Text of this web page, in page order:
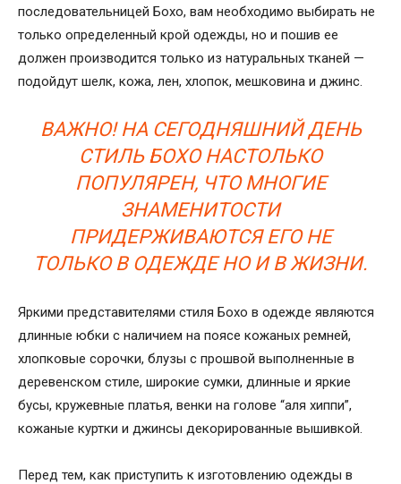
последовательницей Бохо, вам необходимо выбирать не
только определенный крой одежды, но и пошив ее
должен производится только из натуральных тканей —
подойдут шелк, кожа, лен, хлопок, мешковина и джинс.
ВАЖНО! НА СЕГОДНЯШНИЙ ДЕНЬ
СТИЛЬ БОХО НАСТОЛЬКО
ПОПУЛЯРЕН, ЧТО МНОГИЕ
ЗНАМЕНИТОСТИ
ПРИДЕРЖИВАЮТСЯ ЕГО НЕ
ТОЛЬКО В ОДЕЖДЕ НО И В ЖИЗНИ.
Яркими представителями стиля Бохо в одежде являются
длинные юбки с наличием на поясе кожаных ремней,
хлопковые сорочки, блузы с прошвой выполненные в
деревенском стиле, широкие сумки, длинные и яркие
бусы, кружевные платья, венки на голове “аля хиппи”,
кожаные куртки и джинсы декорированные вышивкой.
Перед тем, как приступить к изготовлению одежды в